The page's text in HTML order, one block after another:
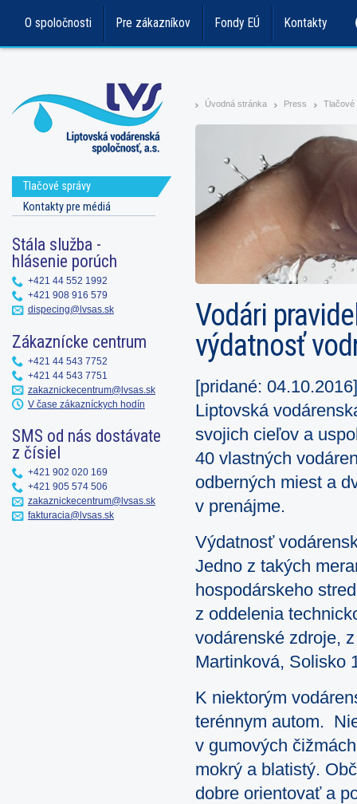
O spoločnosti Pre zákazníkov Fondy EÚ Kontakty
> Úvodná stránka > Press > Tlačové
Vodári
výdatnosť
[pridané: 04.10.2016]
Liptovská
svojich cieľov a
40 vlastných
odberných miest a
v prenájme.
Výdatnosť
Jedno z takých
hospodárskeho
z oddelenia
vodárenské zdroje,
Martinková, Solisko
K niektorým
terénnym autom.
v gumových
mokrý a blatistý.
dobre orientovať a
Tlačové správy
Kontakty pre médiá
Stála služba -
hlásenie porúch
+421 44 552 1992
+421 908 916 579
dispecing@lvsas.sk
Zákaznícke centrum
+421 44 543 7752
+421 44 543 7751
zakaznickecentrum@lvsas.sk
V čase zákazníckych hodín
SMS od nás dostávate
z čísiel
+421 902 020 169
+421 905 574 506
zakaznickecentrum@lvsas.sk
fakturacia@lvsas.sk